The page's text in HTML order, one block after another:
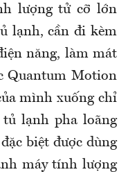
lượng tử cỡ lớn
lạnh, cần đi kèm
năng, làm mát
Quantum Motion
mình xuống chỉ
tủ lạnh pha loãng
biệt được dùng
máy tính lượng